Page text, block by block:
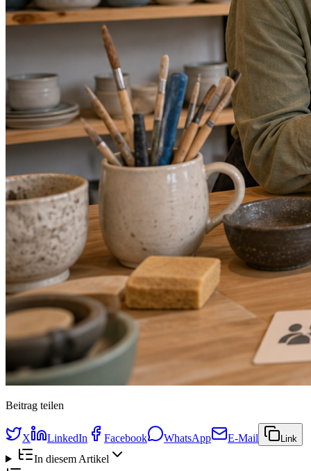
Beitrag teilen
X LinkedIn Facebook WhatsApp E-Mail Link
In diesem Artikel